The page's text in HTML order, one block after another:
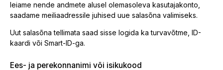
leiame nende andmete alusel olemasoleva kasutajakonto,
saadame meiliaadressile juhised uue salasõna valimiseks.
Uut salasõna tellimata saad sisse logida ka turvavõtme, ID-
kaardi või Smart-ID-ga.
Ees- ja perekonnanimi või isikukood